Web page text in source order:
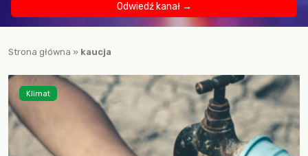
Odwiedź kanał →
Strona główna » kaucja
Klimat